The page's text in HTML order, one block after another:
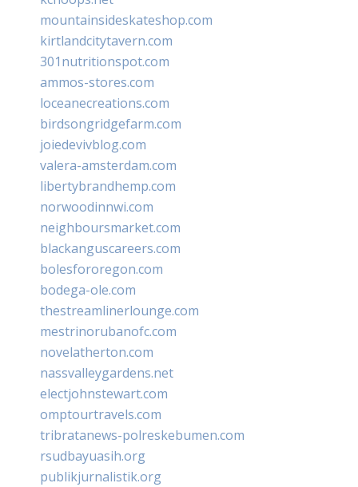
mountainsideskateshop.com
kirtlandcitytavern.com
301nutritionspot.com
ammos-stores.com
loceanecreations.com
birdsongridgefarm.com
joiedevivblog.com
valera-amsterdam.com
libertybrandhemp.com
norwoodinnwi.com
neighboursmarket.com
blackanguscareers.com
bolesfororegon.com
bodega-ole.com
thestreamlinerlounge.com
mestrinorubanofc.com
novelatherton.com
nassvalleygardens.net
electjohnstewart.com
omptourtravels.com
tribratanews-polreskebumen.com
rsudbayuasih.org
publikjurnalistik.org